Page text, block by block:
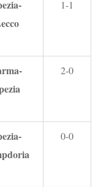
1-1
2-0
0-0